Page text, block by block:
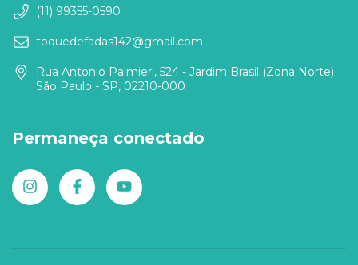
(11) 99355-0590
toquedefadas142@gmail.com
Rua Antonio Palmieri, 524 - Jardim Brasil (Zona Norte)
São Paulo - SP, 02210-000
Permaneça conectado